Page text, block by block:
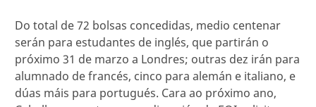
Do total de 72 bolsas concedidas, medio centenar
serán para estudantes de inglés, que partirán o
próximo 31 de marzo a Londres; outras dez irán para
alumnado de francés, cinco para alemán e italiano, e
dúas máis para portugués. Cara ao próximo ano,